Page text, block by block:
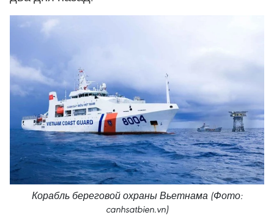
Корабль береговой охраны Вьетнама (Фото:
canhsatbien.vn)